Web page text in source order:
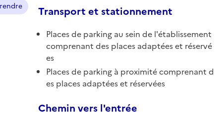
Transport et stationnement
Places de parking au sein de l'établissement
comprenant des places adaptées et réservé
es
Places de parking à proximité comprenant d
es places adaptées et réservées
Chemin vers l'entrée